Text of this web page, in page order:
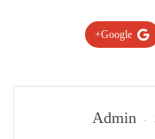
Google+
Admin